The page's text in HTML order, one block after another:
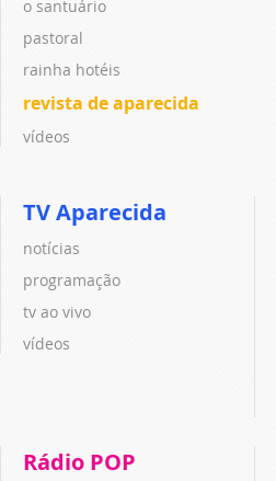
o santuário
pastoral
rainha hotéis
revista de aparecida
vídeos
TV Aparecida
notícias
programação
tv ao vivo
vídeos
Rádio POP